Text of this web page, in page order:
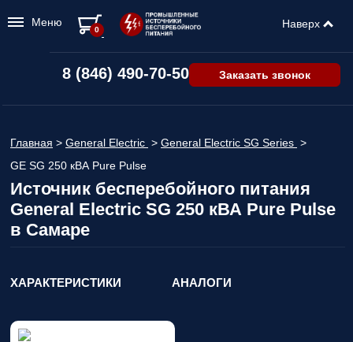
8 (846) 490-70-50 Заказать звонок
Главная > General Electric > General Electric SG Series >
GE SG 250 кВА Pure Pulse
Источник бесперебойного питания
General Electric SG 250 кВА Pure Pulse
в Самаре
ХАРАКТЕРИСТИКИ АНАЛОГИ
Меню Наверх
0